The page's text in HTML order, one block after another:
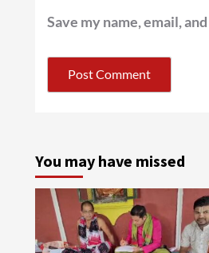
Save my name, email,
You may have missed